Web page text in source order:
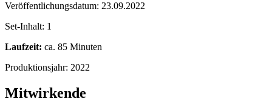
Veröffentlichungsdatum: 23.09.2022
Set-Inhalt: 1
Laufzeit: ca. 85 Minuten
Produktionsjahr: 2022
Mitwirkende